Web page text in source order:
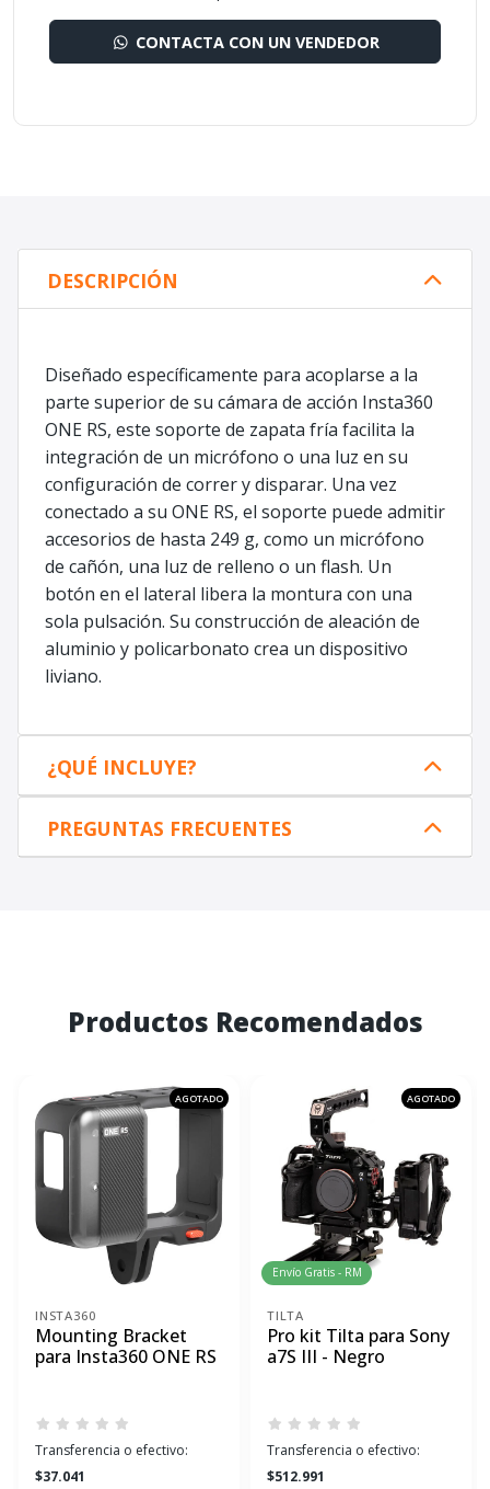
CONTACTA CON UN VENDEDOR
DESCRIPCIÓN
Diseñado específicamente para acoplarse a la
parte superior de su cámara de acción Insta360
ONE RS, este soporte de zapata fría facilita la
integración de un micrófono o una luz en su
configuración de correr y disparar. Una vez
conectado a su ONE RS, el soporte puede admitir
accesorios de hasta 249 g, como un micrófono
de cañón, una luz de relleno o un flash. Un
botón en el lateral libera la montura con una
sola pulsación. Su construcción de aleación de
aluminio y policarbonato crea un dispositivo
liviano.
¿QUÉ INCLUYE?
PREGUNTAS FRECUENTES
Productos Recomendados
AGOTADO
INSTA360
Mounting Bracket
para Insta360 ONE RS
Transferencia o efectivo:
$37.041
AGOTADO
Envío Gratis - RM
TILTA
Pro kit Tilta para Sony
a7S III - Negro
Transferencia o efectivo:
$512.991